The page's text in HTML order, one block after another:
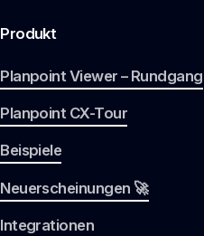
Produkt
Planpoint Viewer – Rundgang
Planpoint CX-Tour
Beispiele
Neuerscheinungen 🚀
Integrationen